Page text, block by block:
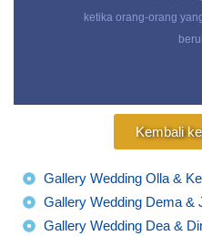
ketika orang-orang
Kembali
Gallery Wedding Olla &
Gallery Wedding Dema &
Gallery Wedding Dea &